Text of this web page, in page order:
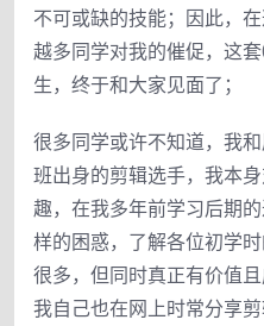
不可或缺的技能；因此，
越多同学对我的催促，这
生，终于和大家见面了；
很多同学或许不知道，我
班出身的剪辑选手，我本
趣，在我多年前学习后期
样的困惑，了解各位初学
很多，但同时真正有价值
我自己也在网上时常分享